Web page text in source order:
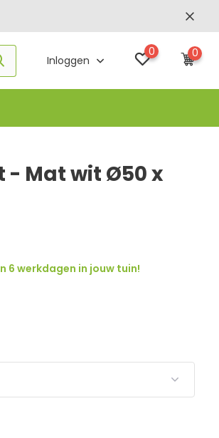
Inloggen
0 0
- Mat wit Ø50 x
6 werkdagen in jouw tuin!